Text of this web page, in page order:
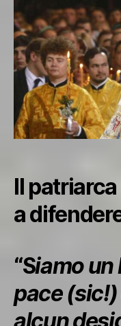
Il
a
“Siamo un
pace
alcun